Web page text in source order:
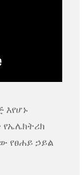
እየሆኑ
የፀሐይ ኃይል